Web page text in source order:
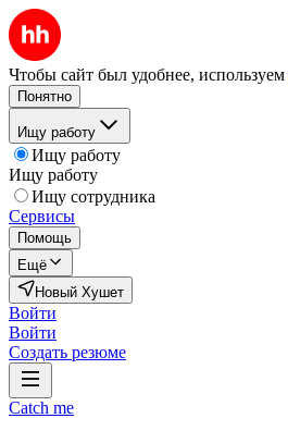
Чтобы сайт был удобнее, используем
Понятно
Ищу работу
Ищу работу
Ищу работу
Ищу сотрудника
Сервисы
Помощь
Ещё
Новый Хушет
Войти
Войти
Создать резюме
Catch me